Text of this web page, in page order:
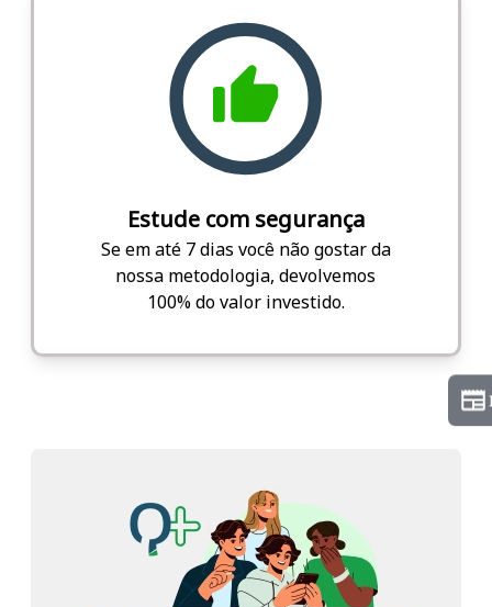
Estude com segurança
Se em até 7 dias você não gostar da
nossa metodologia, devolvemos
100% do valor investido.